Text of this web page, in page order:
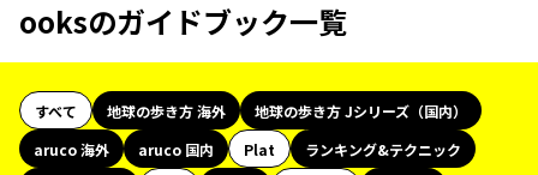
ooksのガイドブック一覧
すべて 地球の歩き方 海外
地球の歩き方 Jシリーズ（国内）
aruco 海外
aruco 国内 Plat
ランキング&テクニック